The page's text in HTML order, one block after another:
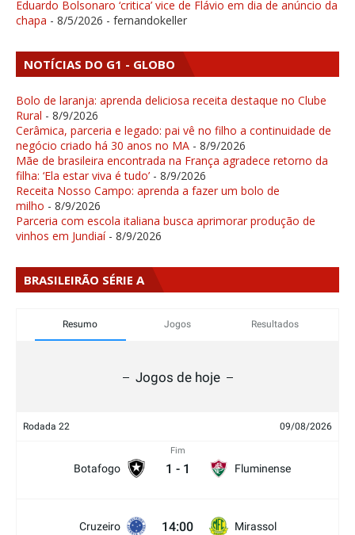
Eduardo Bolsonaro ‘critica’ vice de Flávio em dia de anúncio da
chapa - 8/5/2026 - fernandokeller
NOTÍCIAS DO G1 - GLOBO
Bolo de laranja: aprenda deliciosa receita destaque no Clube
Rural - 8/9/2026
Cerâmica, parceria e legado: pai vê no filho a continuidade de
negócio criado há 30 anos no MA - 8/9/2026
Mãe de brasileira encontrada na França agradece retorno da
filha: ‘Ela estar viva é tudo’ - 8/9/2026
Receita Nosso Campo: aprenda a fazer um bolo de
milho - 8/9/2026
Parceria com escola italiana busca aprimorar produção de
vinhos em Jundiaí- 8/9/2026
BRASILEIRÃO SÉRIE A
Resumo Jogos Resultados
Jogos de hoje
Rodada 22 09/08/2026
Botafogo
Fim
1 - 1 Fluminense
Cruzeiro 14:00 Mirassol